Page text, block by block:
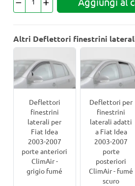
Altri Deflettori finestrini laterali
Deflettori
finestrini
laterali per
Fiat Idea
2003-2007
porte anteriori
ClimAir -
grigio fumé
Deflettori per
finestrini
laterali adatti
a Fiat Idea
2003-2007
porte
posteriori
ClimAir - fumé
scuro